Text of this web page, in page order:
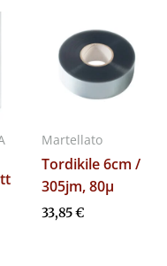
Martellato
Tordikile 6cm /
305jm, 80µ
33,85€